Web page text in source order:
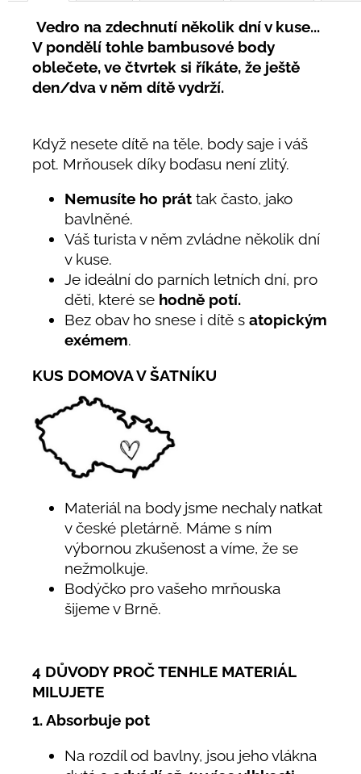
Vedro na zdechnutí několik dní v kuse...
V pondělí tohle bambusové body
oblečete, ve čtvrtek si říkáte, že ještě
den/dva v něm dítě vydrží.
Když nesete dítě na těle, body saje i váš
pot. Mrňousek díky boďasu není zlitý.
Nemusíte ho prát tak často, jako
bavlněné.
Váš turista v něm zvládne několik dní
v kuse.
Je ideální do parních letních dní, pro
děti, které se hodně potí.
Bez obav ho snese i dítě s atopickým
exémem.
KUS DOMOVA V ŠATNÍKU
Materiál na body jsme nechaly natkat
v české pletárně. Máme s ním
výbornou zkušenost a víme, že se
nežmolkuje.
Bodýčko pro vašeho mrňouska
šijeme v Brně.
4 DŮVODY PROČ TENHLE MATERIÁL
MILUJETE
1. Absorbuje pot
Na rozdíl od bavlny, jsou jeho vlákna